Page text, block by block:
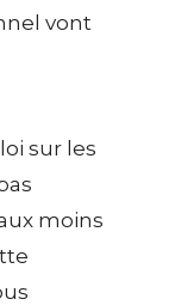
vont
sur les
moins